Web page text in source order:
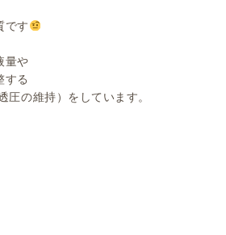
です
量や
する
圧の維持）をしています。